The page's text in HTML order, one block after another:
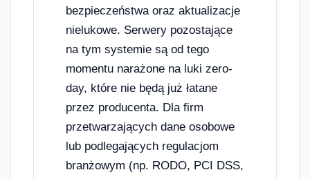
bezpieczeństwa oraz aktualizacje
nielukowe. Serwery pozostające
na tym systemie są od tego
momentu narażone na luki zero-
day, które nie będą już łatane
przez producenta. Dla firm
przetwarzających dane osobowe
lub podlegających regulacjom
branżowym (np. RODO, PCI DSS,